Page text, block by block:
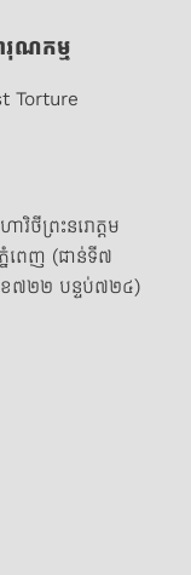
រុណកម្ម
Torture
វិថីព្រះនរោត្តម
នំពេញ (ជាន់ទី៧
៧២២ បន្ទប់៧២៤)